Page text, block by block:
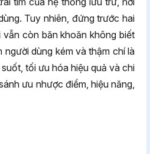
Tuy nhiên, đứng trước hai
còn băn khoăn không biết
dùng kém và thậm chí là
tối ưu hóa hiệu quả và chi
ưu nhược điểm, hiệu năng,